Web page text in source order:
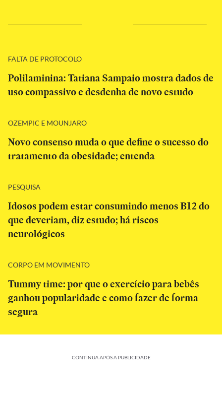
FALTA DE PROTOCOLO
Polilaminina: Tatiana Sampaio mostra dados de
uso compassivo e desdenha de novo estudo
OZEMPIC E MOUNJARO
Novo consenso muda o que define o sucesso do
tratamento da obesidade; entenda
PESQUISA
Idosos podem estar consumindo menos B12 do
que deveriam, diz estudo; há riscos
neurológicos
CORPO EM MOVIMENTO
Tummy time: por que o exercício para bebês
ganhou popularidade e como fazer de forma
segura
CONTINUA APÓS A PUBLICIDADE